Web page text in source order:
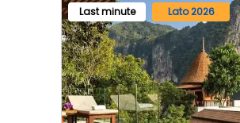
Last minute Lato 2026